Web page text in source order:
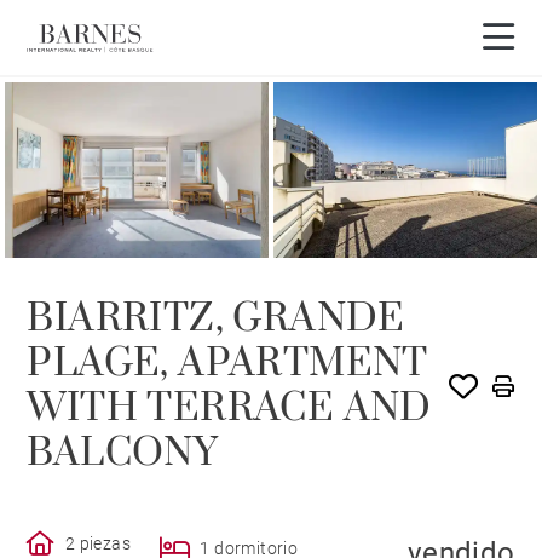
BIARRITZ, GRANDE
PLAGE, APARTMENT
WITH TERRACE AND
BALCONY
2 piezas 1 dormitorio